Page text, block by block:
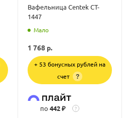
Вафельница Centek CT-
1447
Мало
1 768 р.
+ 53 бонусных рублей на
счет
?
по 442 ₽ ?